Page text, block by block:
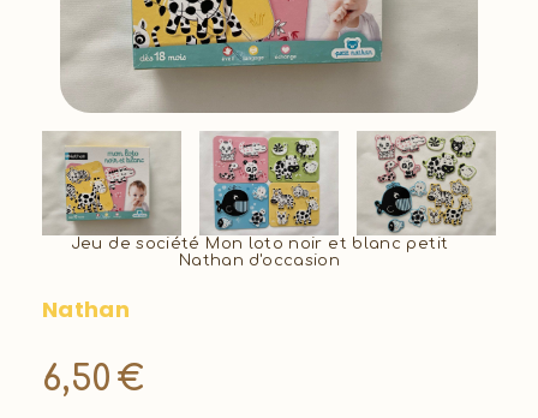
Jeu de société Mon loto noir et blanc petit
Nathan d'occasion
Nathan
6,50 €